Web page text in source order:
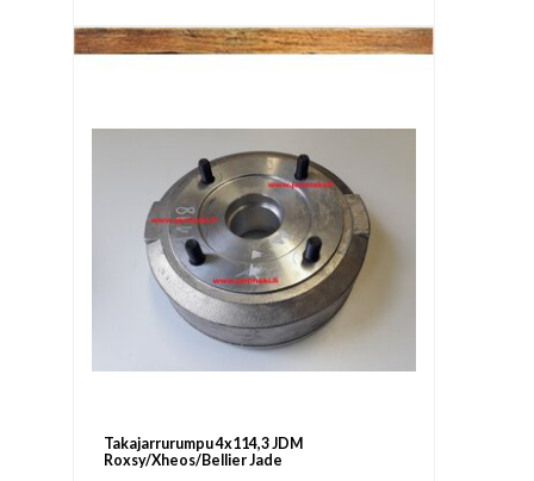
Takajarrurumpu 4x114,3 JDM
Roxsy/Xheos/Bellier Jade